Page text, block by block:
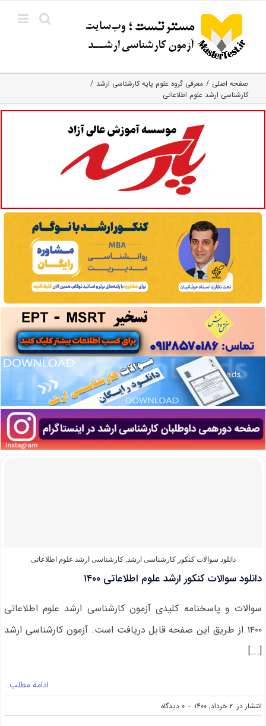
content
صفحه اصلی
معرفی گروه علوم پایه کارشناسی ارشد
کارشناسی ارشد علوم اطلاعاتی
دانلود سوالات کنکور کارشناسی ارشد,کارشناسی ارشد علوم اطلاعاتی
دانلود سوالات کنکور ارشد علوم اطلاعاتی ۱۴۰۰
سوالات و پاسخنامه کلیدی آزمون کارشناسی ارشد علوم اطلاعاتی
۱۴۰۰ از طریق این صفحه قابل دریافت است. آزمون کارشناسی ارشد
[...]
ادامه مطلب…
انتشار در: ۲ خرداد, ۱۴۰۰ -- ۰ دیدگاه
on
دانلود